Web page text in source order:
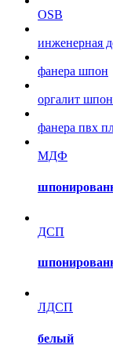
OSB
инженерная
фанера шпон
оргалит шпон
фанера пвх
МДФ
ДСП
ЛДСП
белый